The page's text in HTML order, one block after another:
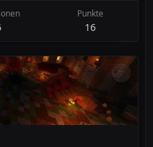
Punkte
16